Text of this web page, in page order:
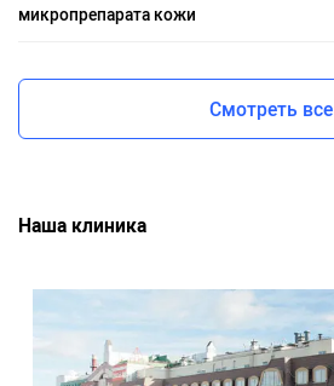
микропрепарата кожи
Смотреть все
Наша клиника